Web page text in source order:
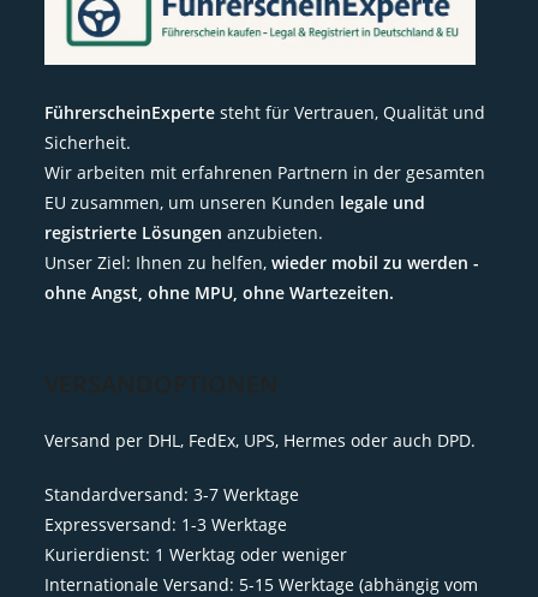
FührerscheinExperte steht für Vertrauen, Qualität und
Sicherheit.
Wir arbeiten mit erfahrenen Partnern in der gesamten
EU zusammen, um unseren Kunden legale und
registrierte Lösungen anzubieten.
Unser Ziel: Ihnen zu helfen,wieder mobil zu werden -
ohne Angst, ohne MPU, ohne Wartezeiten.
Versand per DHL, FedEx, UPS, Hermes oder auch DPD.
Standardversand: 3-7 Werktage
Expressversand: 1-3 Werktage
Kurierdienst: 1 Werktag oder weniger
Internationale Versand: 5-15 Werktage (abhängig vom